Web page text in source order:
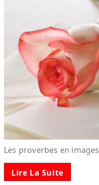
Les proverbes en images
Lire La Suite